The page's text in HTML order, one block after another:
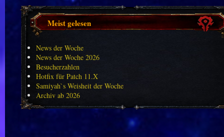
Meist gelesen
News der Woche
News der Woche 2026
Besucherzahlen
Hotfix für Patch 11.X
Samiyah`s Weisheit der Woche
Archiv ab 2026